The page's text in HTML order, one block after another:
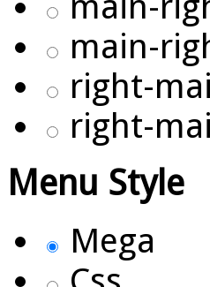
main-
right-
right-
Menu Style
Mega